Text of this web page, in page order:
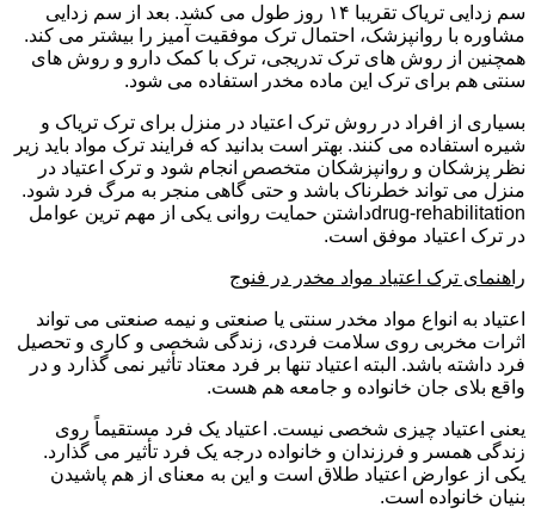
سم زدایی تریاک تقریبا ۱۴ روز طول می کشد. بعد از سم زدایی
مشاوره با روانپزشک، احتمال ترک موفقیت آمیز را بیشتر می کند.
همچنین از روش های ترک تدریجی، ترک با کمک دارو و روش های
سنتی هم برای ترک این ماده مخدر استفاده می شود.
بسیاری از افراد در روش ترک اعتیاد در منزل برای ترک تریاک و
شیره استفاده می کنند. بهتر است بدانید که فرایند ترک مواد باید زیر
نظر پزشکان و روانپزشکان متخصص انجام شود و ترک اعتیاد در
منزل می تواند خطرناک باشد و حتی گاهی منجر به مرگ فرد شود.
drug-rehabilitationداشتن حمایت روانی یکی از مهم ترین عوامل
در ترک اعتیاد موفق است.
راهنمای ترک اعتیاد مواد مخدر در فنوج
اعتیاد به انواع مواد مخدر سنتی یا صنعتی و نیمه صنعتی می تواند
اثرات مخربی روی سلامت فردی، زندگی شخصی و کاری و تحصیل
فرد داشته باشد. البته اعتیاد تنها بر فرد معتاد تأثیر نمی گذارد و در
واقع بلای جان خانواده و جامعه هم هست.
یعنی اعتیاد چیزی شخصی نیست. اعتیاد یک فرد مستقیماً روی
زندگی همسر و فرزندان و خانواده درجه یک فرد تأثیر می گذارد.
یکی از عوارض اعتیاد طلاق است و این به معنای از هم پاشیدن
بنیان خانواده است.